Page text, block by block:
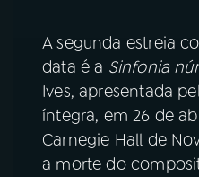
Instagram
TikTok
A segunda estreia
data é a Sinfonia
Ives, apresentada
íntegra, em 26 de
Carnegie Hall de
a morte do